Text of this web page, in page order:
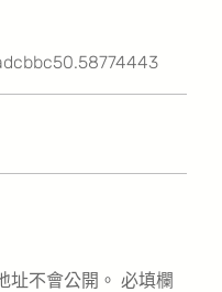
址不會公開。 必填欄